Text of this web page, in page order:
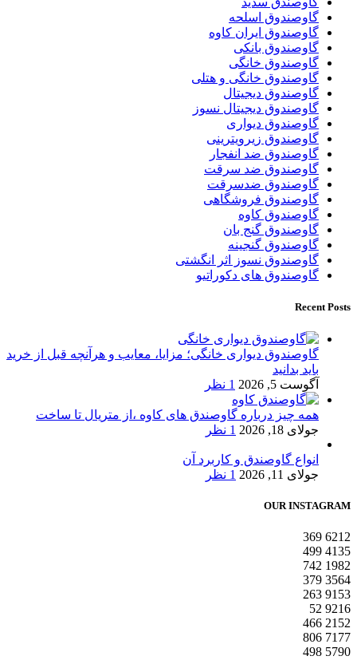
گاوصندوق اسلحه
گاوصندوق ایران کاوه
گاوصندوق بانکی
گاوصندوق خانگی
گاوصندوق خانگی و هتلی
گاوصندوق دیجیتال
گاوصندوق دیجیتال نسوز
گاوصندوق دیواری
گاوصندوق زیرویترینی
گاوصندوق ضد انفجار
گاوصندوق ضد سرقت
گاوصندوق ضدسرقت
گاوصندوق فروشگاهی
گاوصندوق کاوه
گاوصندوق گنج بان
گاوصندوق گنجینه
گاوصندوق نسوز اثر انگشتی
گاوصندوق های دکوراتیو
Recent Posts
گاوصندوق دیواری خانگی؛ مزایا، معایب و هرآنچه قبل از خرید
باید بدانید
آگوست 5, 2026
1 نظر
همه چیز درباره گاوصندق های کاوه ،از متریال تا ساخت
جولای 18, 2026
1 نظر
انواع گاوصندق و کاربرد آن
جولای 11, 2026
1 نظر
OUR INSTAGRAM
6212
369
4135
499
1982
742
3564
379
9153
263
9216
52
2152
466
7177
806
5790
498